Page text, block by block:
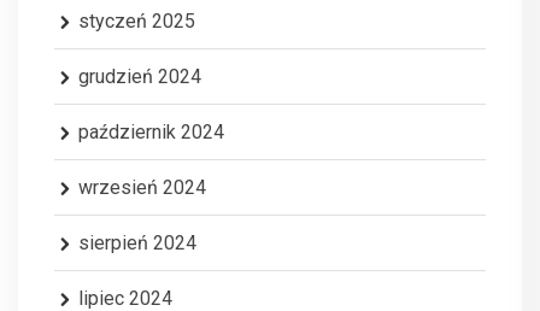
styczeń 2025
grudzień 2024
październik 2024
wrzesień 2024
sierpień 2024
lipiec 2024